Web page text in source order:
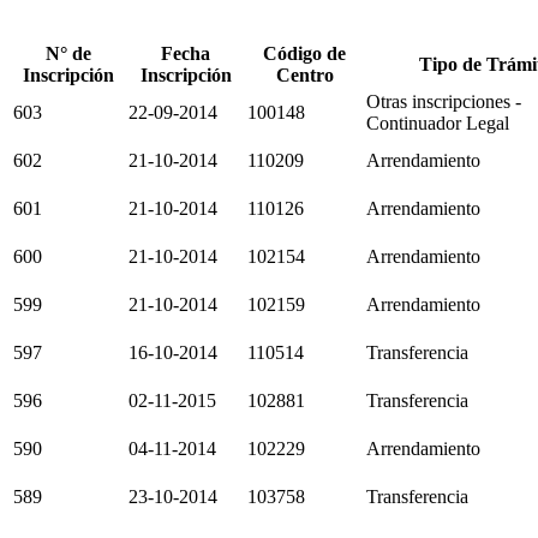
N° de
Inscripción
Fecha
Inscripción
Código de
Centro
Tipo de
603 22-09-2014 100148
Otras inscripciones -
Continuador Legal
602
21-10-2014 110209 Arrendamiento
601 21-10-2014 110126 Arrendamiento
600 21-10-2014 102154 Arrendamiento
599 21-10-2014 102159 Arrendamiento
597 16-10-2014 110514 Transferencia
596 02-11-2015 102881 Transferencia
590 04-11-2014 102229 Arrendamiento
589 23-10-2014 103758 Transferencia